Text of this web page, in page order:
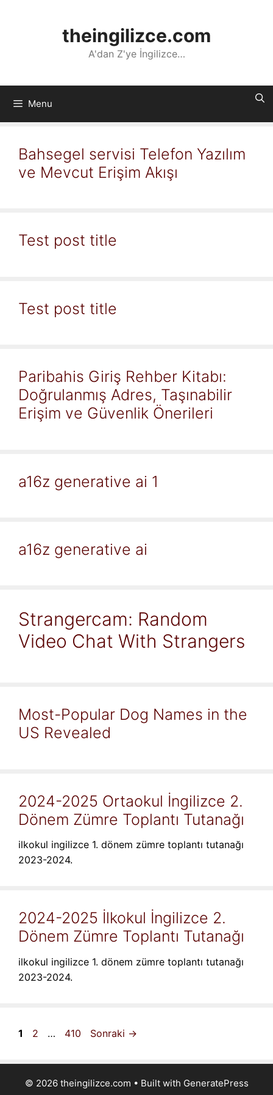
theingilizce.com
A'dan Z'ye İngilizce…
Menu
Bahsegel servisi Telefon Yazılım
ve Mevcut Erişim Akışı
Test post title
Test post title
Paribahis Giriş Rehber Kitabı:
Doğrulanmış Adres, Taşınabilir
Erişim ve Güvenlik Önerileri
a16z generative ai 1
a16z generative ai
Strangercam: Random
Video Chat With Strangers
Most-Popular Dog Names in the
US Revealed
2024-2025 Ortaokul İngilizce 2.
Dönem Zümre Toplantı Tutanağı
ilkokul ingilizce 1. dönem zümre toplantı tutanağı
2023-2024.
2024-2025 İlkokul İngilizce 2.
Dönem Zümre Toplantı Tutanağı
ilkokul ingilizce 1. dönem zümre toplantı tutanağı
2023-2024.
Sayfa
1 Sayfa
2 … Sayfa
410 Sonraki →
© 2026 theingilizce.com • Built with GeneratePress